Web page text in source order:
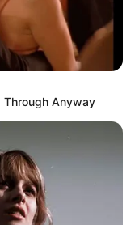
Through Anyway